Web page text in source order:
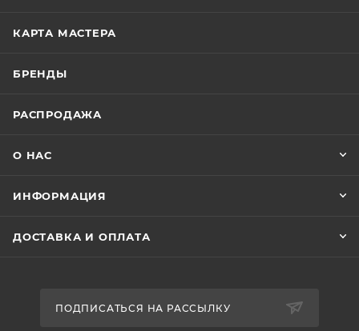
КАРТА МАСТЕРА
БРЕНДЫ
РАСПРОДАЖА
О НАС
ИНФОРМАЦИЯ
ДОСТАВКА И ОПЛАТА
ПОДПИСАТЬСЯ НА РАССЫЛКУ